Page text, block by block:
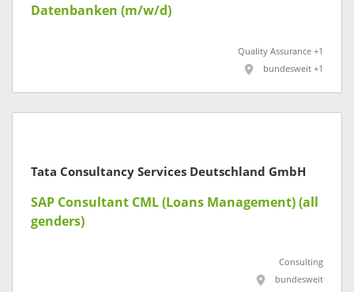
Datenbanken (m/w/d)
Quality Assurance +1
bundesweit +1
Tata Consultancy Services Deutschland GmbH
SAP Consultant CML (Loans Management) (all
genders)
Consulting
bundesweit